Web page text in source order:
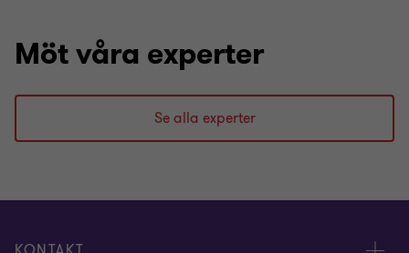
Möt våra experter
Se alla experter